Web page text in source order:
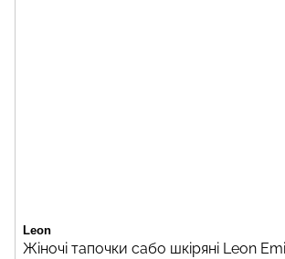
Leon
Жіночі тапочки сабо шкіряні Leon